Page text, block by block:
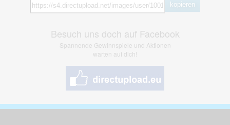
kopieren
Besuch uns doch auf Facebook
Spannende Gewinnspiele und Aktionen
warten auf dich!